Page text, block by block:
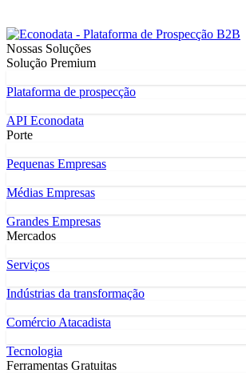
Nossas Soluções
Solução Premium
Plataforma de prospecção
API Econodata
Porte
Pequenas Empresas
Médias Empresas
Grandes Empresas
Mercados
Serviços
Indústrias da transformação
Comércio Atacadista
Tecnologia
Ferramentas Gratuitas